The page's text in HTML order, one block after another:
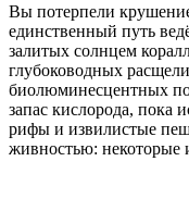
Вы потерпели
единственный путь
залитых солнцем
глубоководных
биолюминесцентных
запас кислорода, пока
рифы и извилистые
живностью: